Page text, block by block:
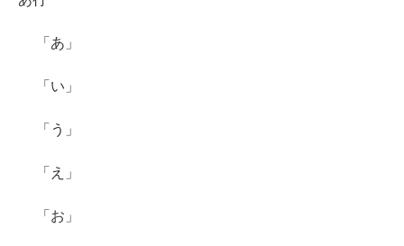
「あ」
「い」
「う」
「え」
「お」